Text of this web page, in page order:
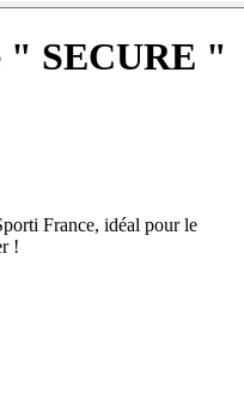
" SECURE "
France, idéal pour le
!